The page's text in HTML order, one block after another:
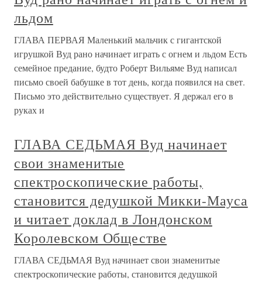
льдом
ГЛАВА ПЕРВАЯ Маленький мальчик с гигантской
игрушкой Вуд рано начинает играть с огнем и льдом Есть
семейное предание, будто Роберт Вильяме Вуд написал
письмо своей бабушке в тот день, когда появился на свет.
Письмо это действительно существует. Я держал его в
руках и
ГЛАВА СЕДЬМАЯ Вуд начинает
свои знаменитые
спектроскопические работы,
становится дедушкой Микки-Мауса
и читает доклад в Лондонском
Королевском Обществе
ГЛАВА СЕДЬМАЯ Вуд начинает свои знаменитые
спектроскопические работы, становится дедушкой